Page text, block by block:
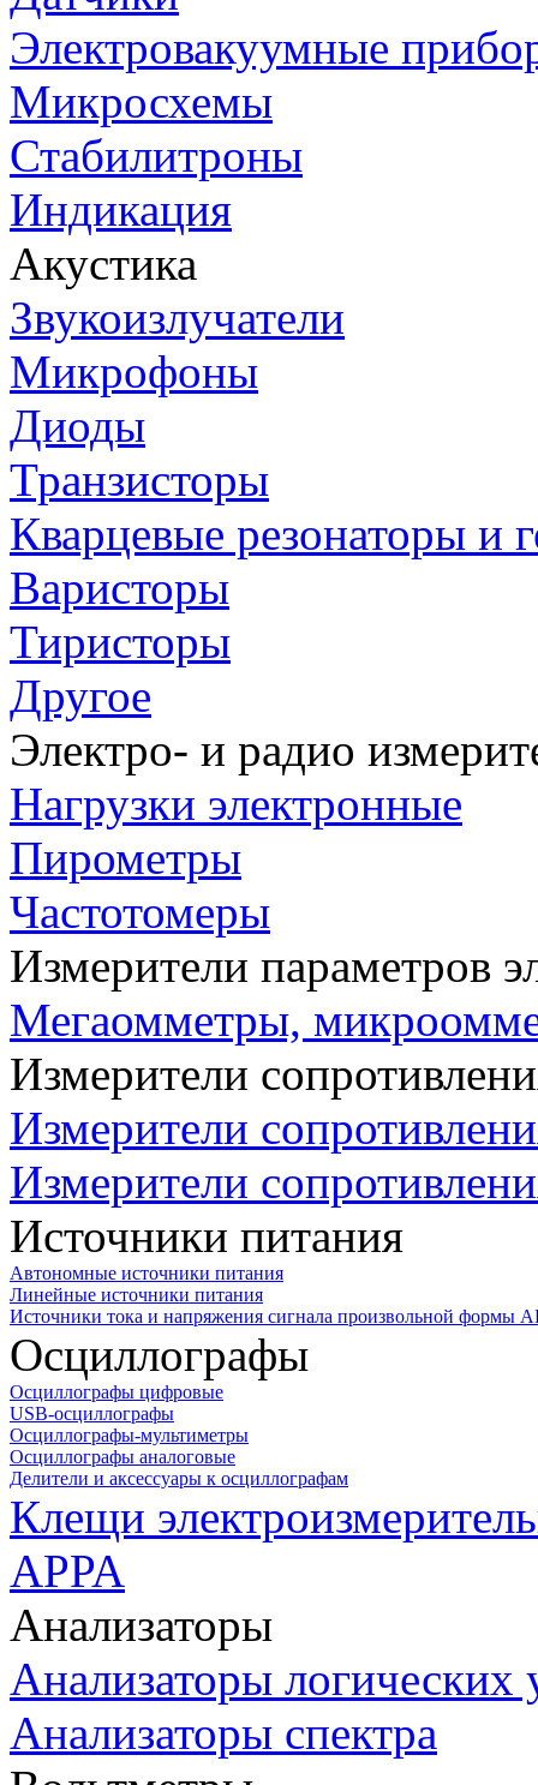
Электровакуумные
Микросхемы
Стабилитроны
Индикация
Акустика
Звукоизлучатели
Микрофоны
Диоды
Транзисторы
Кварцевые резонаторы и
Варисторы
Тиристоры
Другое
Электро- и радио
Нагрузки электронные
Пирометры
Частотомеры
Измерители параметров
Мегаомметры,
Измерители
Измерители
Измерители
Источники питания
Автономные источники питания
Линейные источники питания
Источники тока и напряжения сигнала произвольной формы
Осциллографы
Осциллографы цифровые
USB-осциллографы
Осциллографы-мультиметры
Осциллографы аналоговые
Делители и аксессуары к осциллографам
Клещи
APPA
Анализаторы
Анализаторы логических
Анализаторы спектра